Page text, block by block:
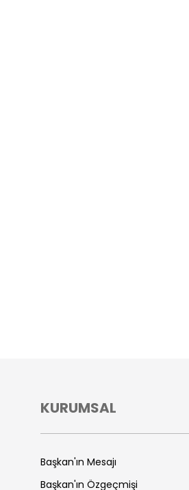
KURUMSAL
Başkan'ın Mesajı
Başkan'ın Özgeçmişi